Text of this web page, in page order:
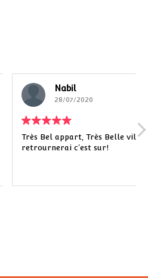
07/2020
Très Belle ville j'y
c'est sur!